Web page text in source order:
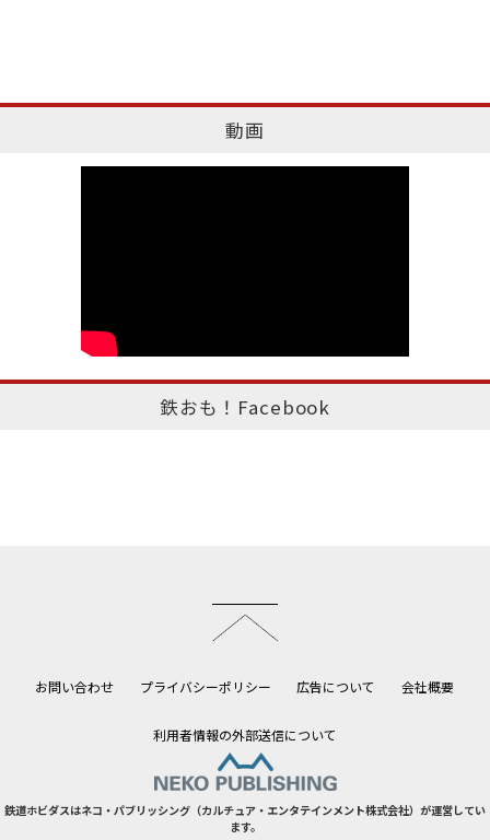
動画
鉄おも！Facebook
お問い合わせ プライバシーポリシー 広告について 会社概要
利用者情報の外部送信について
鉄道ホビダスはネコ・パブリッシング（カルチュア・エンタテインメント株式会社）が運営してい
ます。